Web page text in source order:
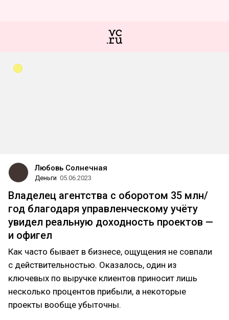
Любовь Солнечная
Деньги 05.06.2023
Владелец агентства с оборотом 35 млн/
год благодаря управленческому учёту
увидел реальную доходность проектов —
и офигел
Как часто бывает в бизнесе, ощущения не совпали
с действительностью. Оказалось, один из
ключевых по выручке клиентов приносит лишь
несколько процентов прибыли, а некоторые
проекты вообще убыточны.